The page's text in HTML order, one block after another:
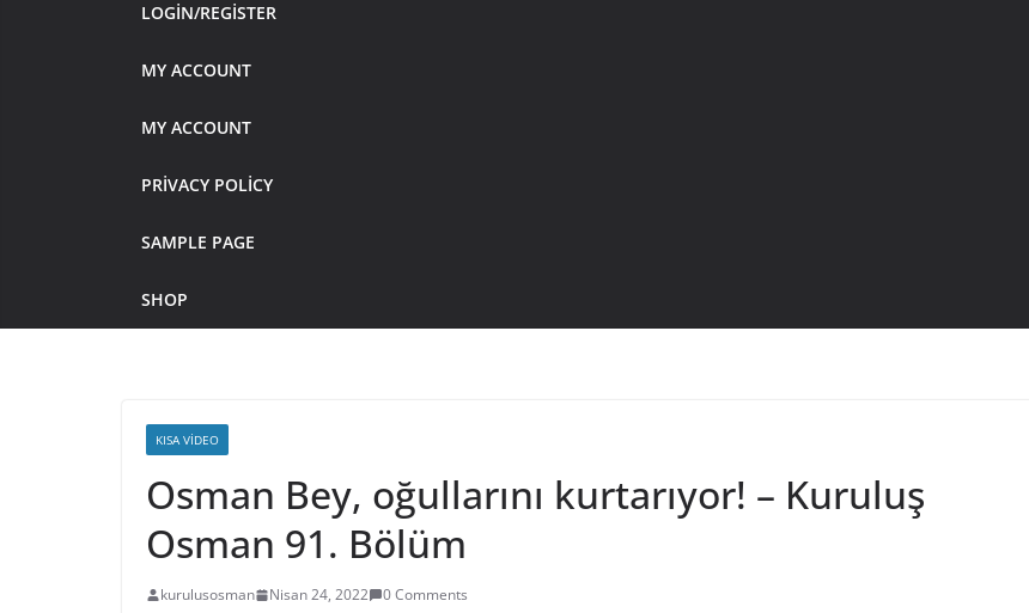
LOGIN/REGISTER
MY ACCOUNT
MY ACCOUNT
PRIVACY POLICY
SAMPLE PAGE
SHOP
KISA VIDEO
Osman Bey, oğullarını kurtarıyor! – Kuruluş
Osman 91. Bölüm
kurulusosman Nisan 24, 2022 0 Comments